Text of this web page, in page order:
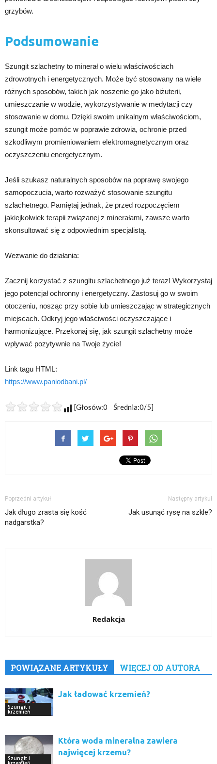
grzybów.
Podsumowanie
Szungit szlachetny to minerał o wielu właściwościach
zdrowotnych i energetycznych. Może być stosowany na wiele
różnych sposobów, takich jak noszenie go jako biżuterii,
umieszczanie w wodzie, wykorzystywanie w medytacji czy
stosowanie w domu. Dzięki swoim unikalnym właściwościom,
szungit może pomóc w poprawie zdrowia, ochronie przed
szkodliwym promieniowaniem elektromagnetycznym oraz
oczyszczeniu energetycznym.
Jeśli szukasz naturalnych sposobów na poprawę swojego
samopoczucia, warto rozważyć stosowanie szungitu
szlachetnego. Pamiętaj jednak, że przed rozpoczęciem
jakiejkolwiek terapii związanej z minerałami, zawsze warto
skonsultować się z odpowiednim specjalistą.
Wezwanie do działania:
Zacznij korzystać z szungitu szlachetnego już teraz! Wykorzystaj
jego potencjał ochronny i energetyczny. Zastosuj go w swoim
otoczeniu, nosząc przy sobie lub umieszczając w strategicznych
miejscach. Odkryj jego właściwości oczyszczające i
harmonizujące. Przekonaj się, jak szungit szlachetny może
wpływać pozytywnie na Twoje życie!
Link tagu HTML:
https://www.paniodbani.pl/
[Głosów:0 Średnia:0/5]
Poprzedni artykuł
Jak długo zrasta się kość
nadgarstka?
Następny artykuł
Jak usunąć rysę na szkle?
Redakcja
POWIĄZANE ARTYKUŁY WIĘCEJ OD AUTORA
Szungit i
krzemień
Jak ładować krzemień?
Szungit i
Która woda mineralna zawiera
najwięcej krzemu?